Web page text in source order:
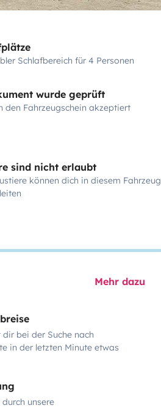
Schlafbereich für 4 Personen
wurde geprüft
den Fahrzeugschein akzeptiert
sind nicht erlaubt
können dich in diesem Fahrzeug
Mehr dazu
dir bei der Suche nach
in der letzten Minute etwas
unsere